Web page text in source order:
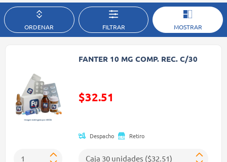
ORDENAR FILTRAR MOSTRAR
FANTER 10 MG COMP. REC. C/30
$32.51
Despacho Retiro